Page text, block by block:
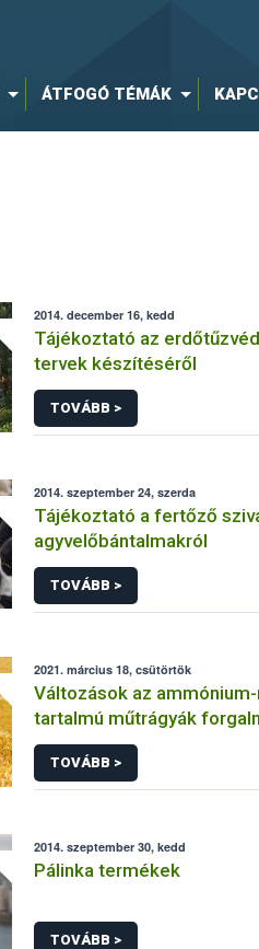
ÁTFOGÓ TÉMÁK
2014. december 16, kedd
Tájékoztató az
tervek készítéséről
TOVÁBB >
2014. szeptember 24, szerda
Tájékoztató a fertőző
agyvelőbántalmakról
TOVÁBB >
2021. március 18, csütörtök
Változások az
tartalmú műtrágyák
TOVÁBB >
2014. szeptember 30, kedd
Pálinka termékek
TOVÁBB >